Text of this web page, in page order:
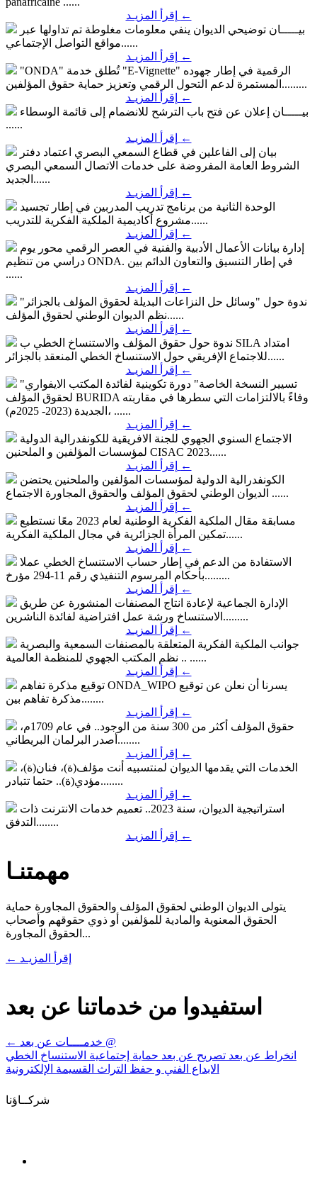
←
بيـــــان توضيحي الديوان ينفي معلومات مغلوطة تم تداولها عبر
مواقع التواصل الإجتماعي......
←
"ONDA" تُطلق خدمة "E-Vignette" الرقمية في إطار جهوده
المستمرة لدعم التحول الرقمي وتعزيز حماية حقوق المؤلفين.........
←
بيـــــان
إعلان عن فتح باب الترشح للانضمام إلى قائمة الوسطاء
......
←
بيان إلى الفاعلين في قطاع السمعي البصري
اعتماد دفتر
الشروط العامة المفروضة على خدمات الاتصال السمعي البصري
الجديد......
←
الوحدة الثانية من برنامج تدريب المدربين في إطار تجسيد
مشروع أكاديمية الملكية الفكرية للتدريب......
←
إدارة بيانات الأعمال الأدبية والفنية في العصر الرقمي محور يوم
دراسي من تنظيم ONDA. في إطار التنسيق والتعاون الدائم بين
......
←
ندوة حول "وسائل حل النزاعات البديلة لحقوق المؤلف بالجزائر"
نظم الديوان الوطني لحقوق المؤلف......
←
ندوة حول حقوق المؤلف والاستنساخ الخطي ب SILA امتداد
للاجتماع الإفريقي حول الاستنساخ الخطي المنعقد بالجزائر......
←
"تسيير النسخة الخاصة" دورة تكوينية لفائدة المكتب الايفواري
لحقوق المؤلف BURIDA وفاءً بالالتزامات التي سطرها في مقاربته
الجديدة (2023- 2025م)، ......
←
الاجتماع السنوي الجهوي للجنة الافريقية للكونفدرالية الدولية
CISAC 2023......
←
الكونفدرالية الدولية لمؤسسات المؤلفين والملحنين يحتضن
الديوان الوطني لحقوق المؤلف والحقوق المجاورة الاجتماع ......
←
مسابقة مقال الملكية الفكرية الوطنية لعام 2023
معًا نستطيع
تمكين المرأة الجزائرية في مجال الملكية الفكرية......
←
الاستفادة من الدعم في إطار حساب الاستنساخ الخطي عملا
بأحكام المرسوم التنفيذي رقم 11-294 مؤرخ.........
←
الإدارة الجماعية لإعادة انتاج المصنفات المنشورة عن طريق
الاستنساخ ورشة عمل افتراضية لفائدة الناشرين.........
←
جوانب الملكية الفكرية المتعلقة بالمصنفات السمعية والبصرية
نظم المكتب الجهوي للمنظمة العالمية .. ......
←
توقيع مذكرة تفاهم ONDA_WIPO يسرنا أن نعلن عن توقيع
مذكرة تفاهم بين........
←
حقوق المؤلف أكثر من 300 سنة من الوجود..
في عام 1709م،
أصدر البرلمان البريطاني........
←
الخدمات التي يقدمها الديوان لمنتسبيه أنت مؤلف(ة)، فنان(ة)،
مؤدي(ة).. حتما تتبادر........
←
استراتيجية الديوان، سنة 2023..
تعميم خدمات الانترنت ذات
التدفق........
←
مهمتنـا
يتولى الديوان الوطني لحقوق المؤلف والحقوق المجاورة حماية
الحقوق المعنوية والمادية للمؤلفين أو ذوي حقوقهم وأصحاب
الحقوق المجاورة...
← إقرأ المزيـد
استفيدوا من خدماتنا عن بعد
←
خدمــــات عن بعد @
انخراط عن بعد تصريح عن بعد حماية إجتماعية الاستنساخ الخطي
الابداع الفني و حفظ التراث القسيمة الإلكترونية
شركــاؤنا